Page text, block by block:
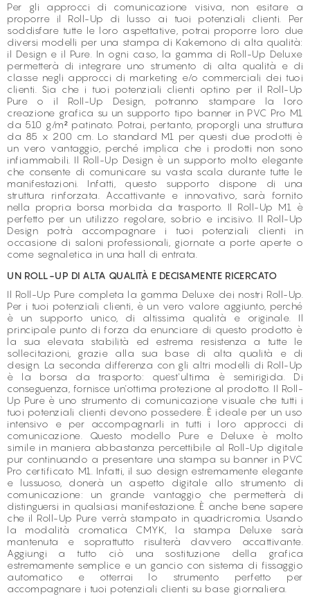
Per gli approcci di comunicazione visiva, non esitare a
proporre il Roll-Up di lusso ai tuoi potenziali clienti. Per
soddisfare tutte le loro aspettative, potrai proporre loro due
diversi modelli per una stampa di Kakemono di alta qualità:
il Design e il Pure. In ogni caso, la gamma di Roll-Up Deluxe
permetterà di integrare uno strumento di alta qualità e di
classe negli approcci di marketing e/o commerciali dei tuoi
clienti. Sia che i tuoi potenziali clienti optino per il Roll-Up
Pure o il Roll-Up Design, potranno stampare la loro
creazione grafica su un supporto tipo banner in PVC Pro M1
da 510 g/m² patinato. Potrai, pertanto, proporgli una struttura
da 85 x 200 cm. Lo standard M1 per questi due prodotti è
un vero vantaggio, perché implica che i prodotti non sono
infiammabili. Il Roll-Up Design è un supporto molto elegante
che consente di comunicare su vasta scala durante tutte le
manifestazioni. Infatti, questo supporto dispone di una
struttura rinforzata. Accattivante e innovativo, sarà fornito
nella propria borsa morbida da trasporto. Il Roll-Up M1 è
perfetto per un utilizzo regolare, sobrio e incisivo. Il Roll-Up
Design potrà accompagnare i tuoi potenziali clienti in
occasione di saloni professionali, giornate a porte aperte o
come segnaletica in una hall di entrata.
UN ROLL-UP DI ALTA QUALITÀ E DECISAMENTE RICERCATO
Il Roll-Up Pure completa la gamma Deluxe dei nostri Roll-Up.
Per i tuoi potenziali clienti, è un vero valore aggiunto, perché
è un supporto unico, di altissima qualità e originale. Il
principale punto di forza da enunciare di questo prodotto è
la sua elevata stabilità ed estrema resistenza a tutte le
sollecitazioni, grazie alla sua base di alta qualità e di
design. La seconda differenza con gli altri modelli di Roll-Up
è la borsa da trasporto: quest'ultima è semirigida. Di
conseguenza, fornisce un'ottima protezione al prodotto. Il Roll-
Up Pure è uno strumento di comunicazione visuale che tutti i
tuoi potenziali clienti devono possedere. È ideale per un uso
intensivo e per accompagnarli in tutti i loro approcci di
comunicazione. Questo modello Pure e Deluxe è molto
simile in maniera abbastanza percettibile al Roll-Up digitale
pur continuando a presentare una stampa su banner in PVC
Pro certificato M1. Infatti, il suo design estremamente elegante
e lussuoso, donerà un aspetto digitale allo strumento di
comunicazione: un grande vantaggio che permetterà di
distinguersi in qualsiasi manifestazione. È anche bene sapere
che il Roll-Up Pure verrà stampato in quadricromia. Usando
la modalità cromatica CMYK, la stampa Deluxe sarà
mantenuta e soprattutto risulterà davvero accattivante.
Aggiungi a tutto ciò una sostituzione della grafica
estremamente semplice e un gancio con sistema di fissaggio
automatico e otterrai lo strumento perfetto per
accompagnare i tuoi potenziali clienti su base giornaliera.